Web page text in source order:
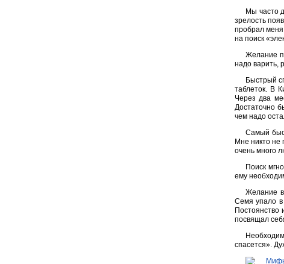
Мы часто
зрелость
пробрал меня
на поиск
Желание
надо варить,
Быстрый
таблеток. В
Через два
Достаточно
чем надо
Самый
Мне никто не
очень много
Поиск
ему
Желание
Семя упало в
Постоянство
посвящал
спасется».